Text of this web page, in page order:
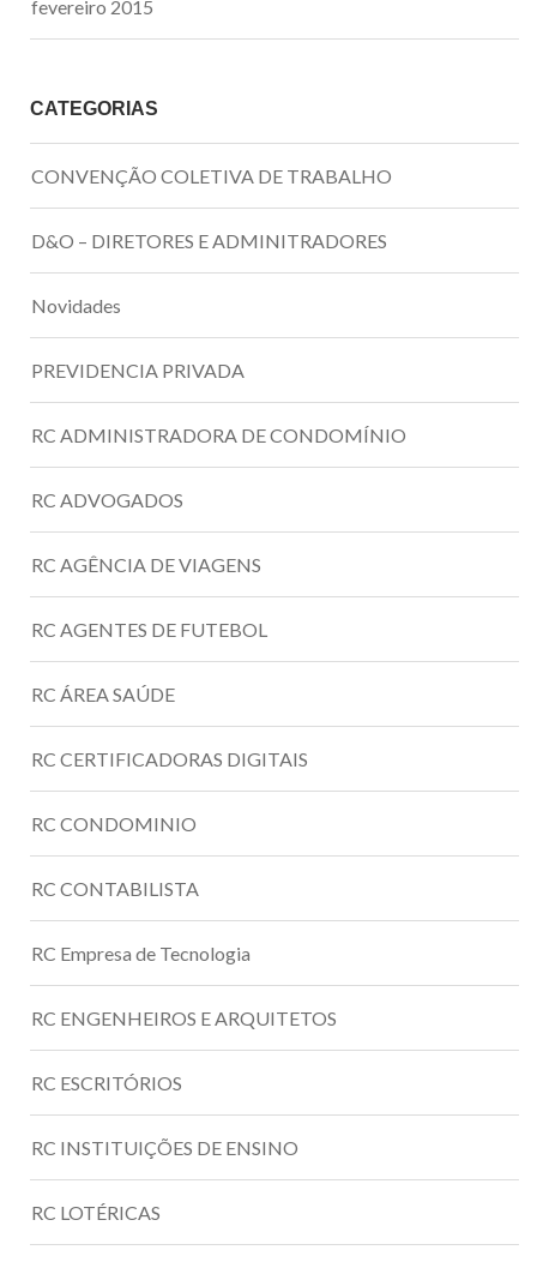
fevereiro 2015
CATEGORIAS
CONVENÇÃO COLETIVA DE TRABALHO
D&O – DIRETORES E ADMINITRADORES
Novidades
PREVIDENCIA PRIVADA
RC ADMINISTRADORA DE CONDOMÍNIO
RC ADVOGADOS
RC AGÊNCIA DE VIAGENS
RC AGENTES DE FUTEBOL
RC ÁREA SAÚDE
RC CERTIFICADORAS DIGITAIS
RC CONDOMINIO
RC CONTABILISTA
RC Empresa de Tecnologia
RC ENGENHEIROS E ARQUITETOS
RC ESCRITÓRIOS
RC INSTITUIÇÕES DE ENSINO
RC LOTÉRICAS